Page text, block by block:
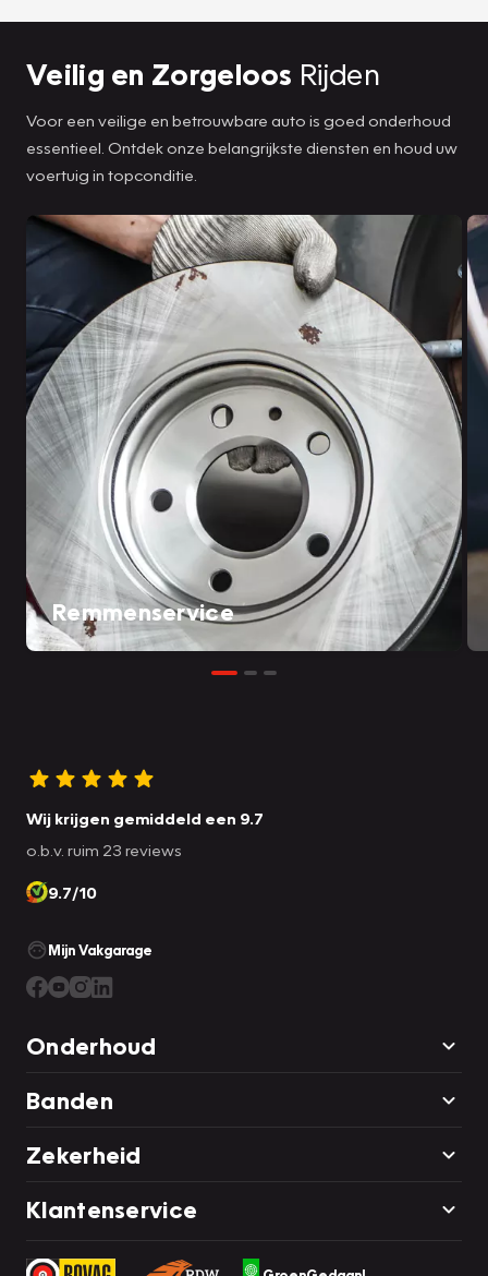
Veilig en Zorgeloos Rijden
Voor een veilige en betrouwbare auto is goed onderhoud
essentieel. Ontdek onze belangrijkste diensten en houd uw
voertuig in topconditie.
Remmenservice
Wij krijgen gemiddeld een 9.7
o.b.v. ruim 23 reviews
9.7/10
Mijn Vakgarage
Onderhoud
Banden
Zekerheid
Klantenservice